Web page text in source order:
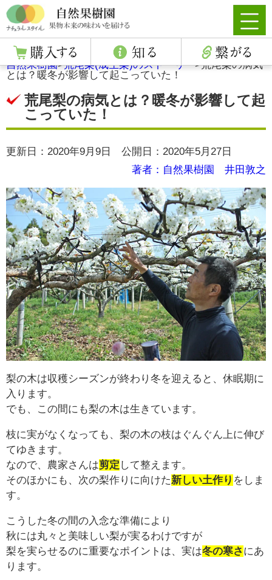
自然果樹園>荒尾梨(成生梨)のストーリー>荒尾梨の病気
とは？暖冬が影響して起こっていた！
荒尾梨の病気とは？暖冬が影響して起
こっていた！
更新日：2020年9月9日 公開日：2020年5月27日
著者：自然果樹園 井田敦之
梨の木は収穫シーズンが終わり冬を迎えると、休眠期に
入ります。
でも、この間にも梨の木は生きています。
枝に実がなくなっても、梨の木の枝はぐんぐん上に伸び
てゆきます。
なので、農家さんは剪定 して整えます。
そのほかにも、次の梨作りに向けた新しい土作り をしま
す。
こうした冬の間の入念な準備により
秋には丸々と美味しい梨が実るわけですが
梨を実らせるのに重要なポイントは、実は冬の寒さ にあ
ります。